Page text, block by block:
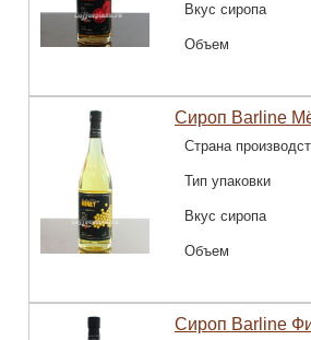
Вкус сиропа
Объем
Сироп Barline
Страна
Тип упаковки
Вкус сиропа
Объем
Сироп Barline